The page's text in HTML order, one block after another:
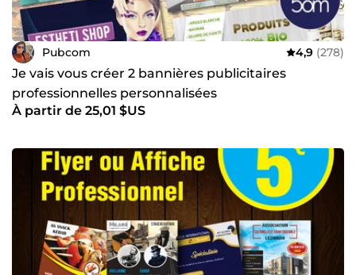
Pubcom 4,9 (278)
Je vais vous créer 2 bannières publicitaires
professionnelles personnalisées
À partir de 25,01 $US